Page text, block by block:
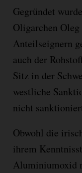
Gegründet
Oligarchen
Anteilseignern
auch der
Sitz in der
westliche
nicht
Obwohl die
ihrem
Aluminiumoxid